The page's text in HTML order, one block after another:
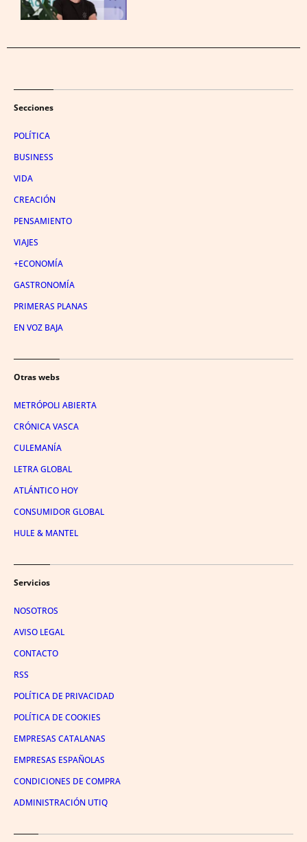
Secciones
POLÍTICA
BUSINESS
VIDA
CREACIÓN
PENSAMIENTO
VIAJES
+ECONOMÍA
GASTRONOMÍA
PRIMERAS PLANAS
EN VOZ BAJA
Otras webs
METRÓPOLI ABIERTA
CRÓNICA VASCA
CULEMANÍA
LETRA GLOBAL
ATLÁNTICO HOY
CONSUMIDOR GLOBAL
HULE & MANTEL
Servicios
NOSOTROS
AVISO LEGAL
CONTACTO
RSS
POLÍTICA DE PRIVACIDAD
POLÍTICA DE COOKIES
EMPRESAS CATALANAS
EMPRESAS ESPAÑOLAS
CONDICIONES DE COMPRA
ADMINISTRACIÓN UTIQ